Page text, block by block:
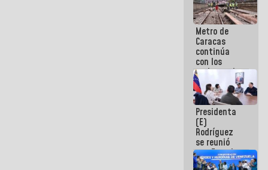
Metro de
Caracas
continúa
con los
trabajos de
mantenimiento
e inspección
en la Línea 2
Presidenta
(E)
Rodríguez
se reunió
con Estado
Mayor